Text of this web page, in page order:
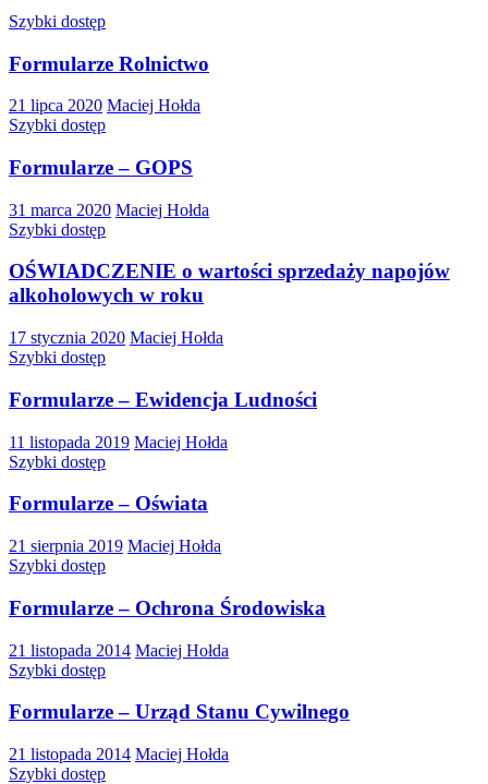
Szybki dostęp
Formularze Rolnictwo
21 lipca 2020 Maciej Hołda
Szybki dostęp
Formularze – GOPS
31 marca 2020 Maciej Hołda
Szybki dostęp
OŚWIADCZENIE o wartości sprzedaży napojów
alkoholowych w roku
17 stycznia 2020 Maciej Hołda
Szybki dostęp
Formularze – Ewidencja Ludności
11 listopada 2019 Maciej Hołda
Szybki dostęp
Formularze – Oświata
21 sierpnia 2019 Maciej Hołda
Szybki dostęp
Formularze – Ochrona Środowiska
21 listopada 2014 Maciej Hołda
Szybki dostęp
Formularze – Urząd Stanu Cywilnego
21 listopada 2014 Maciej Hołda
Szybki dostęp